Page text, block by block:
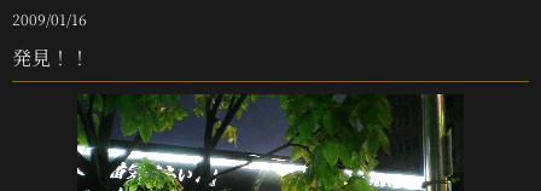
2009/01/16
発見！！